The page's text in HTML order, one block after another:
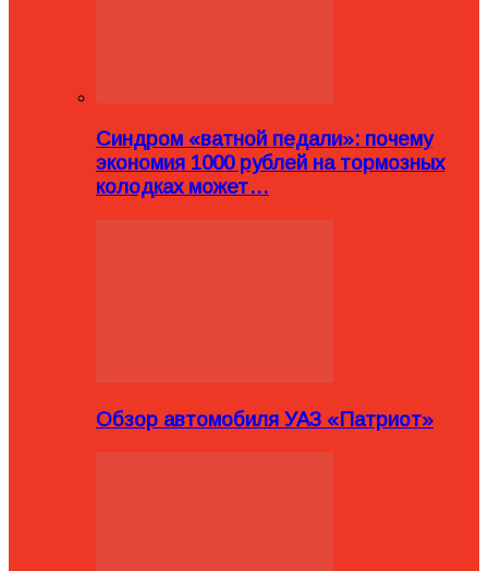
Синдром «ватной педали»: почему
экономия 1000 рублей на тормозных
колодках может…
Обзор автомобиля УАЗ «Патриот»